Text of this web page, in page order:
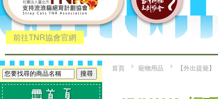
前往TNR協會官網
首頁 寵物用品 【外出提籠】